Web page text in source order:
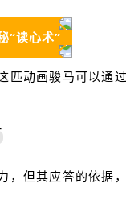
“读心术”
匹动画骏马可以通
，但其应答的依据